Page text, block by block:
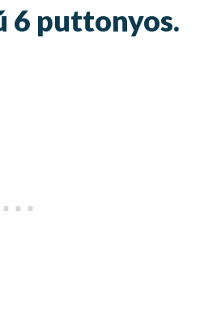
6 puttonyos.